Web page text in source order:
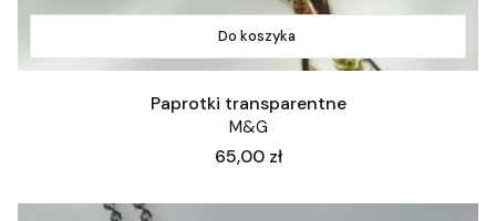
Do koszyka
Paprotki transparentne
M&G
Cena
65,00 zł